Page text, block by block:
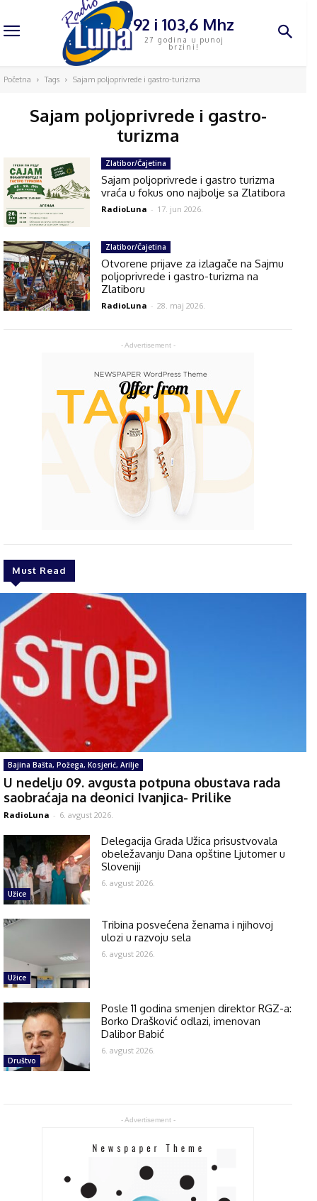
92 i 103,6 Mhz
27 godina u punoj
brzini!
Početna Tags Sajam poljoprivrede i gastro-turizma
Sajam poljoprivrede i gastro-
turizma
- Advertisement -
Must Read
Bajina Bašta, Požega, Kosjerić, Arilje
U nedelju 09. avgusta potpuna obustava rada
saobraćaja na deonici Ivanjica- Prilike
RadioLuna - 6. avgust 2026.
Užice
Delegacija Grada Užica prisustvovala
obeležavanju Dana opštine Ljutomer u
Sloveniji
6. avgust 2026.
Užice
Tribina posvećena ženama i njihovoj
ulozi u razvoju sela
6. avgust 2026.
Društvo
Posle 11 godina smenjen direktor RGZ-a:
Borko Drašković odlazi, imenovan
Dalibor Babić
6. avgust 2026.
Zlatibor/Čajetina
Sajam poljoprivrede i gastro turizma
vraća u fokus ono najbolje sa Zlatibora
RadioLuna - 17. jun 2026.
Zlatibor/Čajetina
Otvorene prijave za izlagače na Sajmu
poljoprivrede i gastro-turizma na
Zlatiboru
RadioLuna - 28. maj 2026.
- Advertisement -